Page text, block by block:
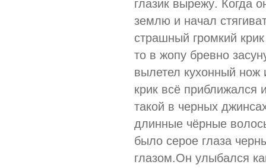
землю и начал
страшный громкий
то в жопу бревно
вылетел кухонный нож
крик всё приближался
такой в черных
длинные чёрные
было серое глаза
глазом.Он улыбался